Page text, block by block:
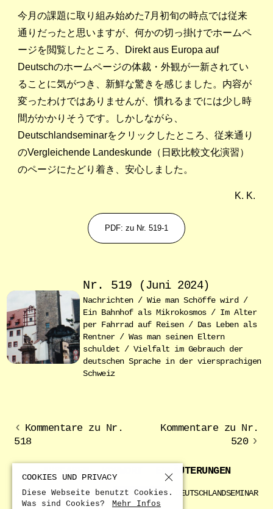
今月の課題に取り組み始めた7月初旬の時点では従来
通りだったと思いますが、何かの切っ掛けでホームペ
ージを閲覧したところ、Direkt aus Europa auf
Deutschのホームページの体裁・外観が一新されてい
ることに気がつき、新鮮な驚きを感じました。内容が
変ったわけではありませんが、慣れるまでには少し時
間がかかりそうです。しかしながら、
Deutschlandseminarをクリックしたところ、従来通り
のVergleichende Landeskunde（日欧比較文化演習）
のページにたどり着き、安心しました。
K. K.
PDF: zu Nr. 519-1
Nr. 519 Juni 2024
Nachrichten / Wie man Schöffe wird /
Ein Bahnhof als Mikrokosmos / Im Alter
per Fahrrad auf Reisen / Das Leben als
Rentner / Was man seinen Eltern
schuldet / Vielfalt im Gebrauch der
deutschen Sprache in der viersprachigen
Schweiz
Kommentare zu Nr.
518
Kommentare zu Nr.
520
ERLÄUTERUNGEN
内容 INFORMATIONEN KOMMENTARE DEUTSCHLANDSEMINAR
COOKIES UND PRIVACY
Diese Webseite benutzt Cookies.
Was sind Cookies?
Mehr Infos